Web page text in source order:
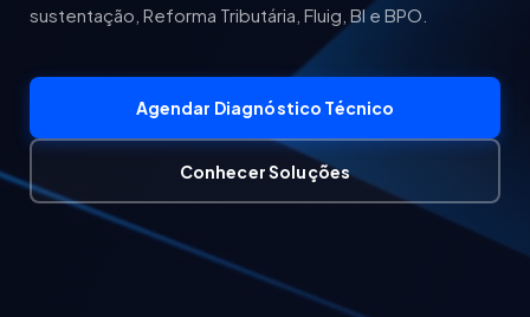
sustentação, Reforma Tributária, Fluig, BI e BPO.
Agendar Diagnóstico Técnico
Conhecer Soluções